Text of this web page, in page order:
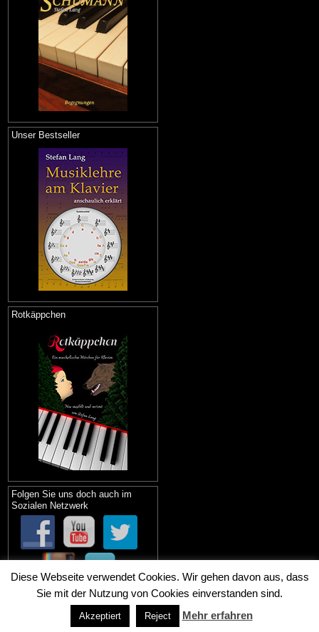
Unser Bestseller
Rotkäppchen
Folgen Sie uns doch auch im
Sozialen Netzwerk
Piano Lang Aachen Datenschutz
Diese Webseite verwendet Cookies. Wir gehen davon aus, dass
Sie mit der Nutzung von Cookies einverstanden sind.
Akzeptiert Reject Mehr erfahren